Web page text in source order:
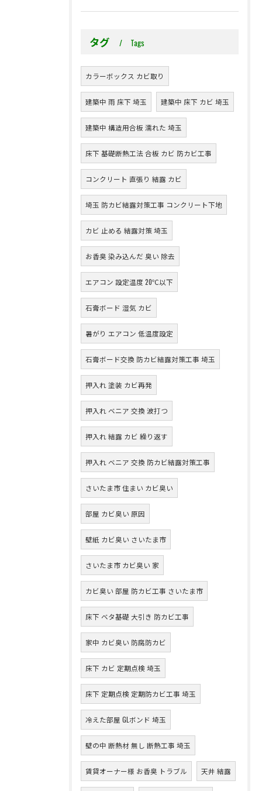
タグ Tags
カラーボックス カビ取り
建築中 雨 床下 埼玉 建築中 床下 カビ 埼玉
建築中 構造用合板 濡れた 埼玉
床下 基礎断熱工法 合板 カビ 防カビ工事
コンクリート 直張り 結露 カビ
埼玉 防カビ結露対策工事 コンクリート下地
カビ 止める 結露対策 埼玉
お香臭 染み込んだ 臭い 除去
エアコン 設定温度 20℃以下
石膏ボード 湿気 カビ
暑がり エアコン 低温度設定
石膏ボード交換 防カビ結露対策工事 埼玉
押入れ 塗装 カビ再発
押入れ ベニア 交換 波打つ
押入れ 結露 カビ 繰り返す
押入れ ベニア 交換 防カビ結露対策工事
さいたま市 住まい カビ臭い
部屋 カビ臭い 原因
壁紙 カビ臭い さいたま市
さいたま市 カビ臭い 家
カビ臭い 部屋 防カビ工事 さいたま市
床下 ベタ基礎 大引き 防カビ工事
家中 カビ臭い 防腐防カビ
床下 カビ 定期点検 埼玉
床下 定期点検 定期防カビ工事 埼玉
冷えた部屋 GLボンド 埼玉
壁の中 断熱材 無し 断熱工事 埼玉
賃貸オーナー様 お香臭 トラブル 天井 結露